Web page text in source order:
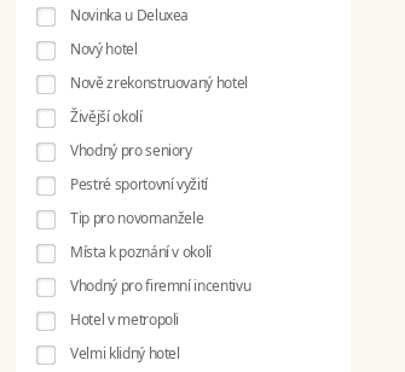
Novinka u Deluxea
Nový hotel
Nově zrekonstruovaný hotel
Živější okolí
Vhodný pro seniory
Pestré sportovní vyžití
Tip pro novomanžele
Místa k poznání v okolí
Vhodný pro firemní incentivu
Hotel v metropoli
Velmi klidný hotel